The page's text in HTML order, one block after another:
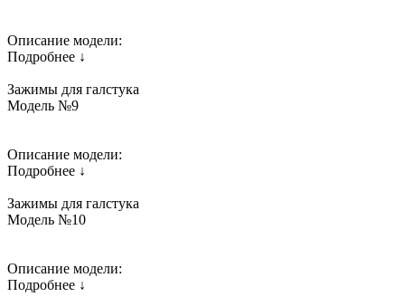
Описание модели:
Подробнее ↓
Зажимы для галстука
Модель №9
Описание модели:
Подробнее ↓
Зажимы для галстука
Модель №10
Описание модели:
Подробнее ↓